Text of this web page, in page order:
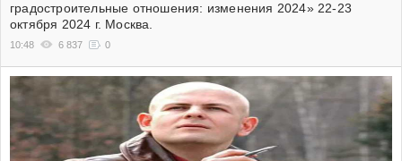
градостроительные отношения: изменения 2024» 22-23
октября 2024 г. Москва.
10:48 6 837 0